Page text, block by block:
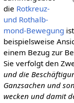
die Rotkreuz-
und Rothalb­
mond-Be­we­gung
beispielsweise
einem Bezug zur
Sie verfolgt den
und die
Ganzsachen und
wecken und damit